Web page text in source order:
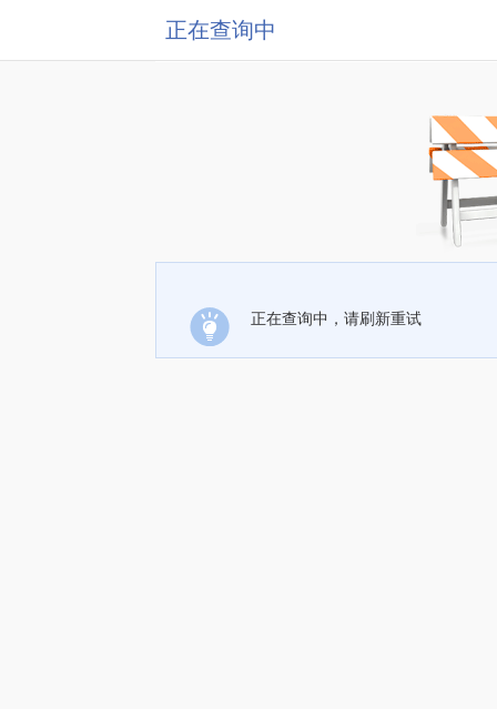
正在查询中
正在查询中，请刷新重试